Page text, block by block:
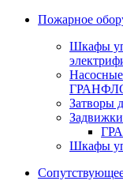
Пожарное
Шкафы
Затворы
Задвижки
Шкафы